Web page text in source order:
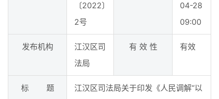
〔2022〕
2号
04-28
09:00
发布机构
江汉区司
法局
有 效 性 有效
标 题
江汉区司法局关于印发《人民调解“以